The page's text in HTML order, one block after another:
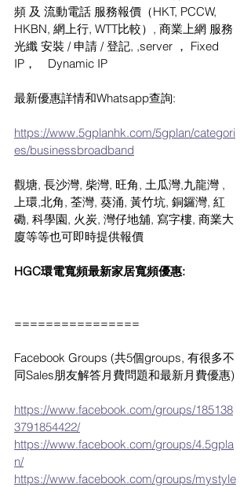
頻 及 流動電話 服務報價（HKT, PCCW,
HKBN, 網上行, WTT比較）, 商業上網 服務
光纖 安裝 / 申請 / 登記, ,server ， Fixed
IP，　Dynamic IP
最新優惠詳情和Whatsapp查詢:
https://www.5gplanhk.com/5gplan/categori
es/businessbroadband
觀塘, 長沙灣, 柴灣, 旺角, 土瓜灣,九龍灣 ,
上環,北角, 荃灣, 葵涌, 黃竹坑, 銅鑼灣, 紅
磡, 科學園, 火炭, 灣仔地舖, 寫字樓, 商業大
廈等等也可即時提供報價
HGC環電寬頻最新家居寬頻優惠:
================
Facebook Groups (共5個groups, 有很多不
同Sales朋友解答月費問題和最新月費優惠)
https://www.facebook.com/groups/185138
3791854422/
https://www.facebook.com/groups/4.5gpla
n/
https://www.facebook.com/groups/mystyle